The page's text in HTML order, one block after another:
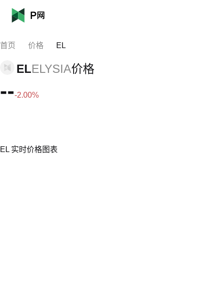
首页 价格 EL
ELELYSIA价格
---2.00%
EL 实时价格图表